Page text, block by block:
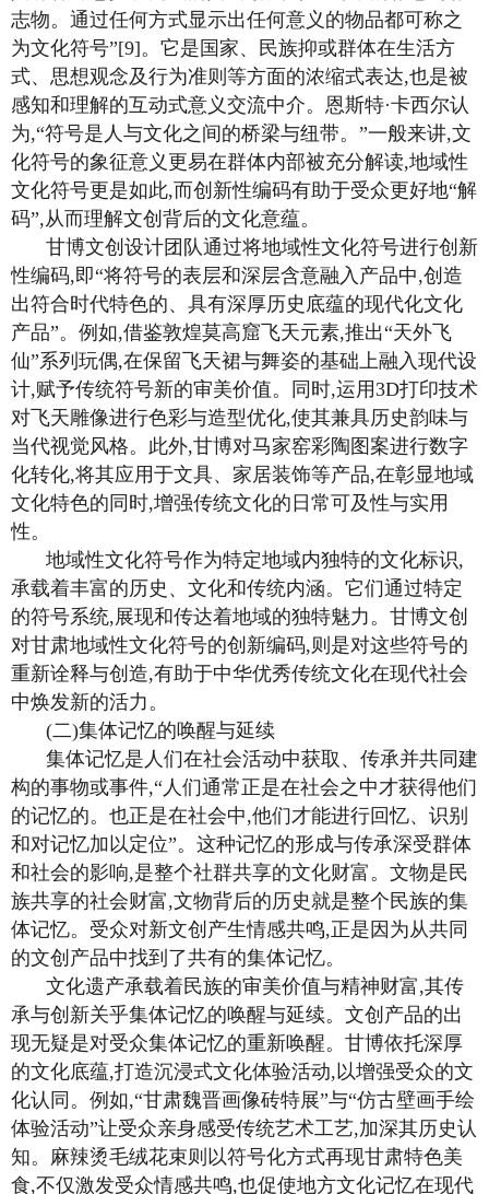
志物。通过任何方式显示出任何意义的物品都可称之
为文化符号”[9]。它是国家、民族抑或群体在生活方
式、思想观念及行为准则等方面的浓缩式表达,也是被
感知和理解的互动式意义交流中介。恩斯特·卡西尔认
为,“符号是人与文化之间的桥梁与纽带。”一般来讲,文
化符号的象征意义更易在群体内部被充分解读,地域性
文化符号更是如此,而创新性编码有助于受众更好地“解
码”,从而理解文创背后的文化意蕴。
甘博文创设计团队通过将地域性文化符号进行创新
性编码,即“将符号的表层和深层含意融入产品中,创造
出符合时代特色的、具有深厚历史底蕴的现代化文化
产品”。例如,借鉴敦煌莫高窟飞天元素,推出“天外飞
仙”系列玩偶,在保留飞天裙与舞姿的基础上融入现代设
计,赋予传统符号新的审美价值。同时,运用3D打印技术
对飞天雕像进行色彩与造型优化,使其兼具历史韵味与
当代视觉风格。此外,甘博对马家窑彩陶图案进行数字
化转化,将其应用于文具、家居装饰等产品,在彰显地域
文化特色的同时,增强传统文化的日常可及性与实用
性。
地域性文化符号作为特定地域内独特的文化标识,
承载着丰富的历史、文化和传统内涵。它们通过特定
的符号系统,展现和传达着地域的独特魅力。甘博文创
对甘肃地域性文化符号的创新编码,则是对这些符号的
重新诠释与创造,有助于中华优秀传统文化在现代社会
中焕发新的活力。
(二)集体记忆的唤醒与延续
集体记忆是人们在社会活动中获取、传承并共同建
构的事物或事件,“人们通常正是在社会之中才获得他们
的记忆的。也正是在社会中,他们才能进行回忆、识别
和对记忆加以定位”。这种记忆的形成与传承深受群体
和社会的影响,是整个社群共享的文化财富。文物是民
族共享的社会财富,文物背后的历史就是整个民族的集
体记忆。受众对新文创产生情感共鸣,正是因为从共同
的文创产品中找到了共有的集体记忆。
文化遗产承载着民族的审美价值与精神财富,其传
承与创新关乎集体记忆的唤醒与延续。文创产品的出
现无疑是对受众集体记忆的重新唤醒。甘博依托深厚
的文化底蕴,打造沉浸式文化体验活动,以增强受众的文
化认同。例如,“甘肃魏晋画像砖特展”与“仿古壁画手绘
体验活动”让受众亲身感受传统艺术工艺,加深其历史认
知。麻辣烫毛绒花束则以符号化方式再现甘肃特色美
食,不仅激发受众情感共鸣,也促使地方文化记忆在现代